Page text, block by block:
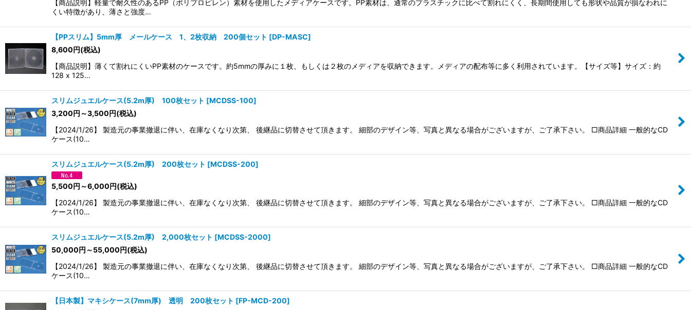
【商品説明】軽量で耐久性のあるPP（ポリプロピレン）素材を使用したメディアケースです。PP素材は、通常のプラスチックに比べて割れにくく、長期間使用しても形状や品質が損なわれに
くい特徴があり、薄さと強度…
【PPスリム】5mm厚 メールケース 1、2枚収納 200個セット [DP-MASC]
8,600円(税込)
【商品説明】薄くて割れにくいPP素材のケースです。約5mmの厚みに１枚、もしくは２枚のメディアを収納できます。メディアの配布等に多く利用されています。【サイズ等】サイズ：約
128 x 125…
スリムジュエルケース(5.2m厚) 100枚セット [MCDSS-100]
3,200円 ～3,500円(税込)
【2024/1/26】 製造元の事業撤退に伴い、在庫なくなり次第、 後継品に切替させて頂きます。 細部のデザイン等、写真と異なる場合がございますが、ご了承下さい。 □商品詳細 一般的なCD
ケース(10…
スリムジュエルケース(5.2m厚) 200枚セット [MCDSS-200]
5,500円 ～6,000円(税込)
【2024/1/26】 製造元の事業撤退に伴い、在庫なくなり次第、 後継品に切替させて頂きます。 細部のデザイン等、写真と異なる場合がございますが、ご了承下さい。 □商品詳細 一般的なCD
ケース(10…
スリムジュエルケース(5.2m厚) 2,000枚セット [MCDSS-2000]
50,000円 ～55,000円(税込)
【2024/1/26】 製造元の事業撤退に伴い、在庫なくなり次第、 後継品に切替させて頂きます。 細部のデザイン等、写真と異なる場合がございますが、ご了承下さい。 □商品詳細 一般的なCD
ケース(10…
【日本製】マキシケース(7mm厚) 透明 200枚セット [FP-MCD-200]